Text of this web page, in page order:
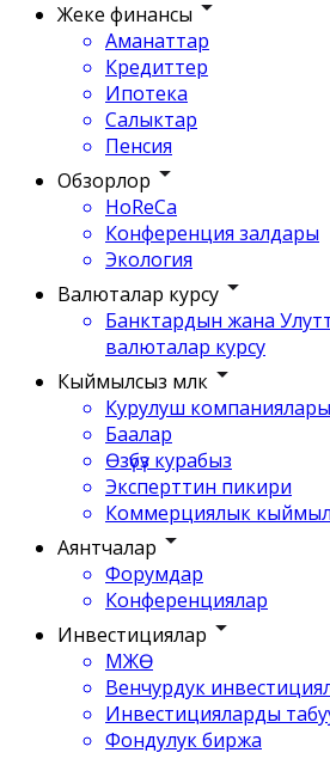
Жеке финансы
Аманаттар
Кредиттер
Ипотека
Салыктар
Пенсия
Обзорлор
HoReCa
Конференция залдары
Экология
Валюталар курсу
Банктардын жана
валюталар курсу
Кыймылсыз мүлк
Курулуш компаниялары
Баалар
Өзүбүз курабыз
Эксперттин пикири
Коммерциялык
Аянтчалар
Форумдар
Конференциялар
Инвестициялар
МЖӨ
Венчурдук
Инвестицияларды
Фондулук биржа